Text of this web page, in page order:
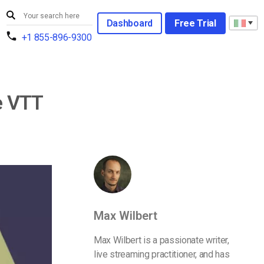
+1 855-896-9300
Dashboard Free Trial
VTT
Max Wilbert
Max Wilbert is a passionate writer,
live streaming practitioner, and has